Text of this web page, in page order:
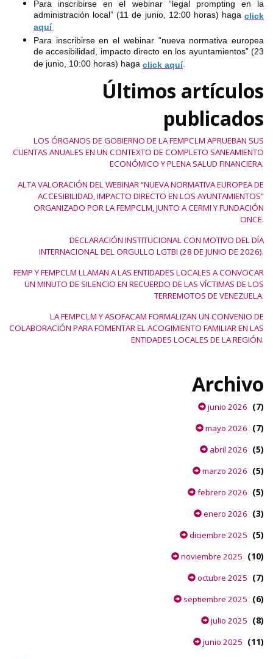
Para inscribirse en el webinar “legal prompting en la
administración local” (11 de junio, 12:00 horas) haga click
aquí
Para inscribirse en el webinar “nueva normativa europea
de accesibilidad, impacto directo en los ayuntamientos” (23
de junio, 10:00 horas) haga click aquí.
Últimos artículos
publicados
LOS ÓRGANOS DE GOBIERNO DE LA FEMPCLM APRUEBAN SUS
CUENTAS ANUALES EN UN CONTEXTO DE COMPLETO SANEAMIENTO
ECONÓMICO Y PLENA SALUD FINANCIERA.
ALTA VALORACIÓN DEL WEBINAR “NUEVA NORMATIVA EUROPEA DE
ACCESIBILIDAD, IMPACTO DIRECTO EN LOS AYUNTAMIENTOS”
ORGANIZADO POR LA FEMPCLM, JUNTO A CERMI Y FUNDACIÓN
ONCE.
DECLARACIÓN INSTITUCIONAL CON MOTIVO DEL DÍA
INTERNACIONAL DEL ORGULLO LGTBI (28 DE JUNIO DE 2026).
FEMP Y FEMPCLM LLAMAN A LAS ENTIDADES LOCALES A CONVOCAR
UN MINUTO DE SILENCIO EN RECUERDO DE LAS VÍCTIMAS DE LOS
TERREMOTOS DE VENEZUELA.
LA FEMPCLM Y ASOFACAM FORMALIZAN UN CONVENIO DE
COLABORACIÓN PARA FOMENTAR EL ACOGIMIENTO FAMILIAR EN LAS
ENTIDADES LOCALES DE LA REGIÓN.
Archivo
junio 2026 (7)
mayo 2026 (7)
abril 2026 (5)
marzo 2026 (5)
febrero 2026 (5)
enero 2026 (3)
diciembre 2025 (5)
noviembre 2025 (10)
octubre 2025 (7)
septiembre 2025 (6)
julio 2025 (8)
junio 2025 (11)